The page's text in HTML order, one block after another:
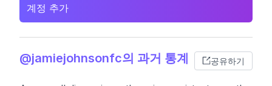
계정 추가
@jamiejohnsonfc의 과거 통계 공유하기